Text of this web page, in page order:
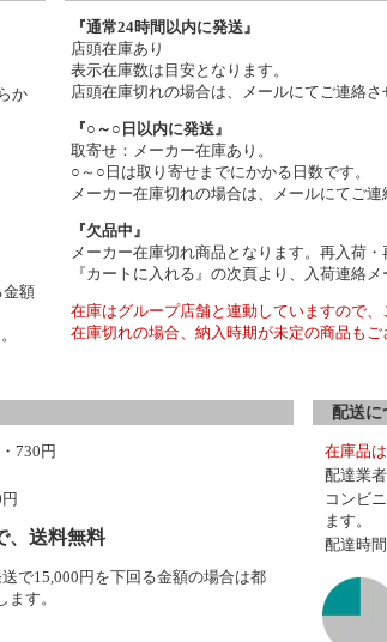
か
金額
『通常24時間以内に発送』
店頭在庫あり
表示在庫数は目安となります。
店頭在庫切れの場合は、メールにてご連絡さ
『○～○日以内に発送』
取寄せ：メーカー在庫あり。
○～○日は取り寄せまでにかかる日数です。
メーカー在庫切れの場合は、メールにてご連
『欠品中』
メーカー在庫切れ商品となります。再入荷・
『カートに入れる』の次頁より、入荷連絡
在庫はグループ店舗と連動していますので
在庫切れの場合、納入時期が未定の商品も
730円
、送料無料
で15,000円を下回る金額の場合は都
す。
配送に
在庫品
配達業
コンビ
ます。
配達時